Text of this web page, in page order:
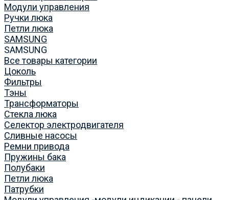
Модули управления
Ручки люка
Петли люка
SAMSUNG
SAMSUNG
Все товары категории
Цоколь
Фильтры
Тэны
Трансформаторы
Стекла люка
Селектор электродвигателя
Сливные насосы
Ремни привода
Пружины бака
Полубаки
Петли люка
Патрубки